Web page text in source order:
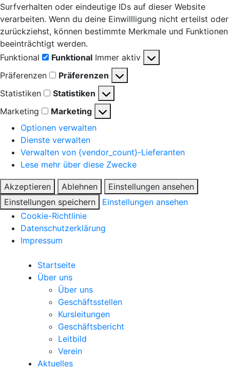
Surfverhalten oder eindeutige IDs auf dieser Website
verarbeiten. Wenn du deine Einwillligung nicht erteilst oder
zurückziehst, können bestimmte Merkmale und Funktionen
beeinträchtigt werden.
Funktional
Funktional Immer aktiv
Präferenzen
Präferenzen
Statistiken
Statistiken
Marketing
Marketing
Optionen verwalten
Dienste verwalten
Verwalten von {vendor_count}-Lieferanten
Lese mehr über diese Zwecke
Akzeptieren Ablehnen
Einstellungen ansehen
Einstellungen speichern
Einstellungen ansehen
Cookie-Richtlinie
Datenschutzerklärung
Impressum
Startseite
Über uns
Über uns
Geschäftsstellen
Kursleitungen
Geschäftsbericht
Leitbild
Verein
Aktuelles